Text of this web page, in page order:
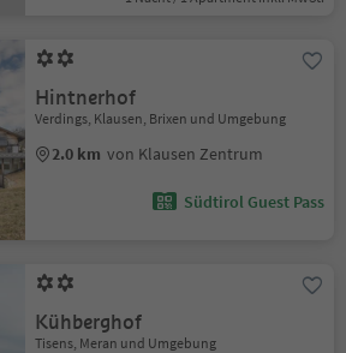
Hintnerhof
Verdings, Klausen, Brixen und Umgebung
2.0 km von Klausen Zentrum
Südtirol Guest Pass
Kühberghof
Tisens, Meran und Umgebung